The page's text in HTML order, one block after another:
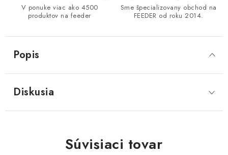
V ponuke viac ako 4500
produktov na feeder
Sme špecializovany obchod na
FEEDER od roku 2014.
Popis
Diskusia
Súvisiaci tovar